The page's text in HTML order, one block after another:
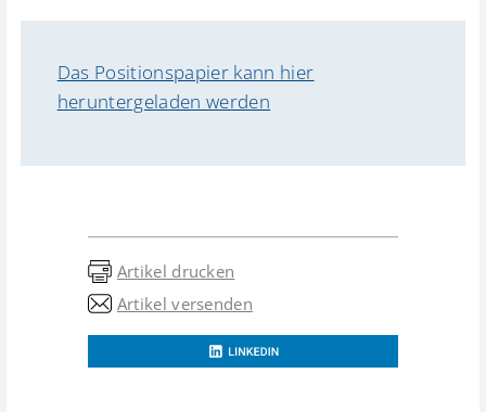
Das Positionspapier kann hier
heruntergeladen werden
Artikel drucken
Artikel versenden